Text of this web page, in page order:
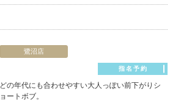
鷺沼店
指名予約
どの年代にも合わせやすい大人っぽい前下がりシ
ョートボブ。